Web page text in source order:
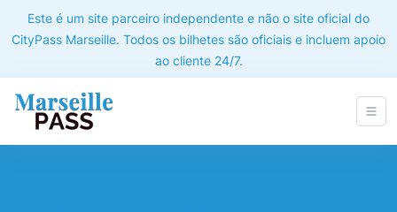
Este é um site parceiro independente e não o site oficial do
CityPass Marseille. Todos os bilhetes são oficiais e incluem apoio
ao cliente 24/7.